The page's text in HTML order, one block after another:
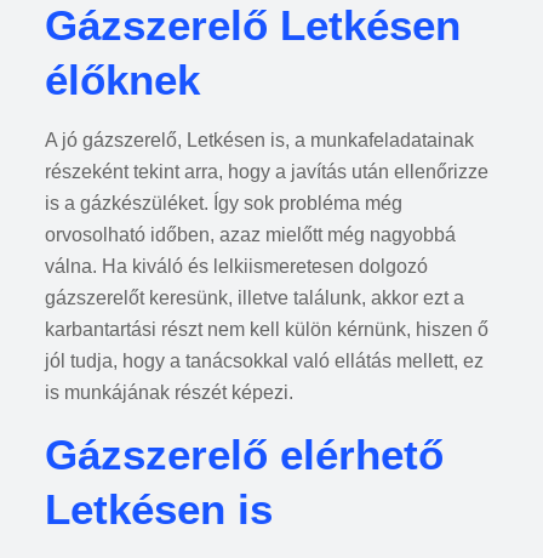
Gázszerelő Letkésen
élőknek
A jó gázszerelő, Letkésen is, a munkafeladatainak
részeként tekint arra, hogy a javítás után ellenőrizze
is a gázkészüléket. Így sok probléma még
orvosolható időben, azaz mielőtt még nagyobbá
válna. Ha kiváló és lelkiismeretesen dolgozó
gázszerelőt keresünk, illetve találunk, akkor ezt a
karbantartási részt nem kell külön kérnünk, hiszen ő
jól tudja, hogy a tanácsokkal való ellátás mellett, ez
is munkájának részét képezi.
Gázszerelő elérhető
Letkésen is